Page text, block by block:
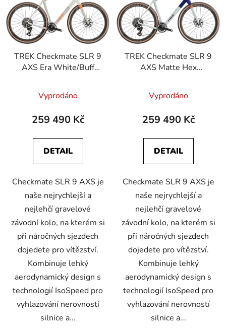
d
u
k
s
p
TREK Checkmate SLR 9
AXS Era White/Buff
Vyprodáno
259 490 Kč
DETAIL
Checkmate SLR 9 AXS je
naše nejrychlejší a
nejlehčí gravelové
závodní kolo, na kterém si
při náročných sjezdech
dojedete pro vítězství.
Kombinuje lehký
aerodynamický design s
technologií IsoSpeed pro
vyhlazování nerovností
silnice a...
TREK Checkmate SLR 9
AXS Matte Hex
Vyprodáno
259 490 Kč
DETAIL
Checkmate SLR 9 AXS je
naše nejrychlejší a
nejlehčí gravelové
závodní kolo, na kterém si
při náročných sjezdech
dojedete pro vítězství.
Kombinuje lehký
aerodynamický design s
technologií IsoSpeed pro
vyhlazování nerovností
silnice a...